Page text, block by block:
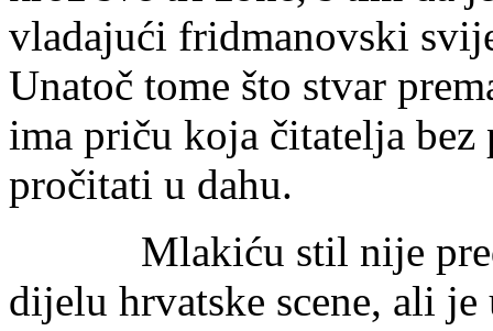
vladajući fridmanovski
Unatoč tome što stvar
ima priču koja čitatelja bez
pročitati u dahu.
Mlakiću stil nije
dijelu hrvatske scene, ali